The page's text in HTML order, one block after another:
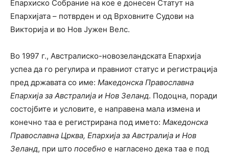
Епархиско Собрание на кое е донесен Статут на
Епархијата – потврден и од Врховните Судови на
Викториjа и во Нов Јужен Велс.
Во 1997 г., Австралиско-новозеландската Епархија
успеа да го регулира и правниот статус и регистрација
пред државата со име: Македонска Православна
Епархија за Австралија и Нов Зеланд. Подоцна, поради
состојбите и условите, е направена мала измена и
конечно таа е регистрирана под името: Македонска
Православна Црква, Епархија за Австралија и Нов
Зеланд, при што посебно е нагласено дека таа е под